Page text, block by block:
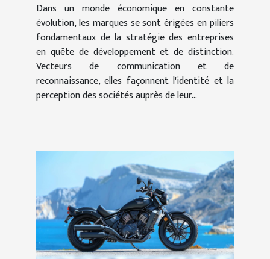
Dans un monde économique en constante
évolution, les marques se sont érigées en piliers
fondamentaux de la stratégie des entreprises
en quête de développement et de distinction.
Vecteurs de communication et de
reconnaissance, elles façonnent l'identité et la
perception des sociétés auprès de leur...